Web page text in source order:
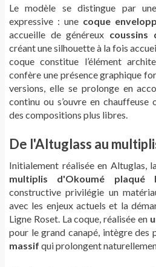
Le modèle se distingue par
expressive : une coque
accueille de généreux coussins
créant une silhouette à la fois
coque constitue l’élément
confère une présence graphique
versions, elle se prolonge en
continu ou s’ouvre en
des compositions plus libres.
De l'Altuglass au
Initialement réalisée en Altuglas,
multiplis d'Okoumé plaqué
constructive privilégie un
avec les enjeux actuels et la
Ligne Roset. La coque, réalisée en
pour le grand canapé, intègre des
massif qui prolongent